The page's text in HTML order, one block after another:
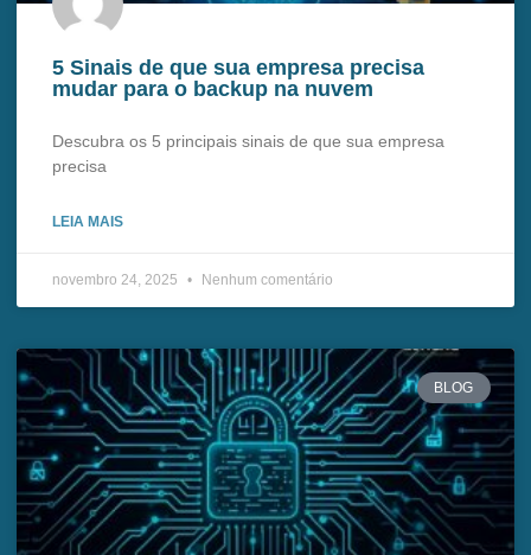
5 Sinais de que sua empresa precisa
mudar para o backup na nuvem
Descubra os 5 principais sinais de que sua empresa
precisa
LEIA MAIS
novembro 24, 2025 Nenhum comentário
BLOG